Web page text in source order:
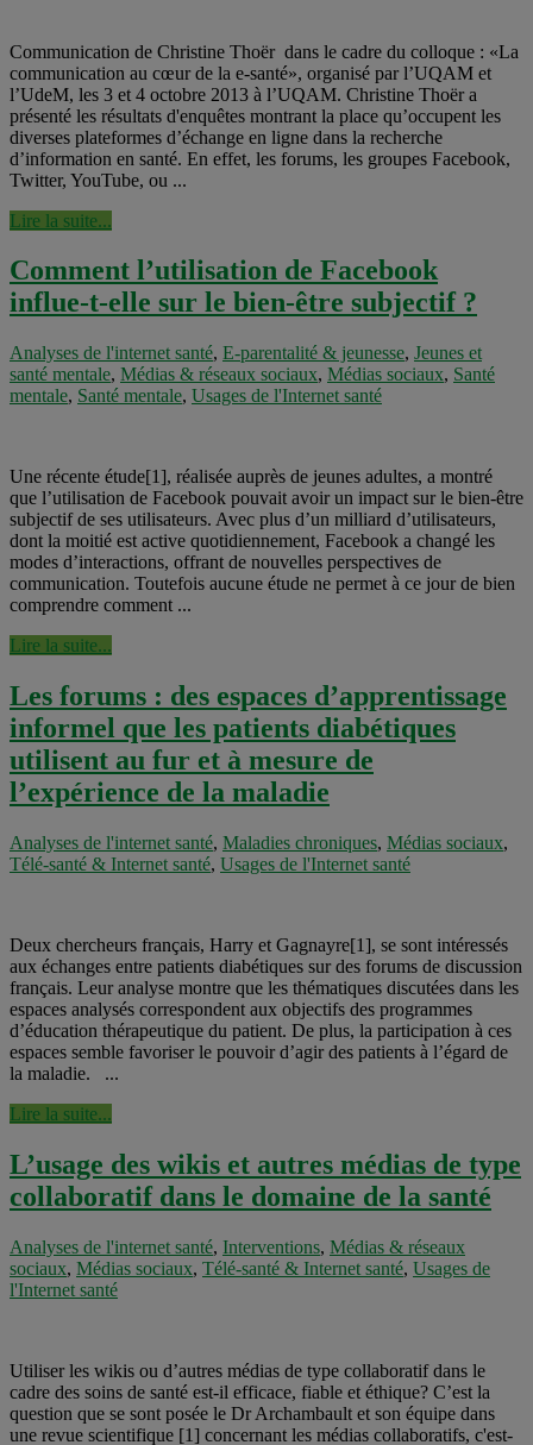
Communication de Christine Thoër dans le cadre du colloque : «La
communication au cœur de la e-santé», organisé par l’UQAM et
l’UdeM, les 3 et 4 octobre 2013 à l’UQAM. Christine Thoër a
présenté les résultats d'enquêtes montrant la place qu’occupent les
diverses plateformes d’échange en ligne dans la recherche
d’information en santé. En effet, les forums, les groupes Facebook,
Twitter, YouTube, ou ...
Lire la suite...
Comment l’utilisation de Facebook
influe-t-elle sur le bien-être subjectif ?
Analyses de l'internet santé, E-parentalité & jeunesse, Jeunes et
santé mentale, Médias & réseaux sociaux, Médias sociaux, Santé
mentale, Santé mentale, Usages de l'Internet santé
Une récente étude[1], réalisée auprès de jeunes adultes, a montré
que l’utilisation de Facebook pouvait avoir un impact sur le bien-être
subjectif de ses utilisateurs. Avec plus d’un milliard d’utilisateurs,
dont la moitié est active quotidiennement, Facebook a changé les
modes d’interactions, offrant de nouvelles perspectives de
communication. Toutefois aucune étude ne permet à ce jour de bien
comprendre comment ...
Lire la suite...
Les forums : des espaces d’apprentissage
informel que les patients diabétiques
utilisent au fur et à mesure de
l’expérience de la maladie
Analyses de l'internet santé, Maladies chroniques, Médias sociaux,
Télé-santé & Internet santé, Usages de l'Internet santé
Deux chercheurs français, Harry et Gagnayre[1], se sont intéressés
aux échanges entre patients diabétiques sur des forums de discussion
français. Leur analyse montre que les thématiques discutées dans les
espaces analysés correspondent aux objectifs des programmes
d’éducation thérapeutique du patient. De plus, la participation à ces
espaces semble favoriser le pouvoir d’agir des patients à l’égard de
la maladie. ...
Lire la suite...
L’usage des wikis et autres médias de type
collaboratif dans le domaine de la santé
Analyses de l'internet santé, Interventions, Médias & réseaux
sociaux, Médias sociaux, Télé-santé & Internet santé, Usages de
l'Internet santé
Utiliser les wikis ou d’autres médias de type collaboratif dans le
cadre des soins de santé est-il efficace, fiable et éthique? C’est la
question que se sont posée le Dr Archambault et son équipe dans
une revue scientifique [1] concernant les médias collaboratifs, c'est-